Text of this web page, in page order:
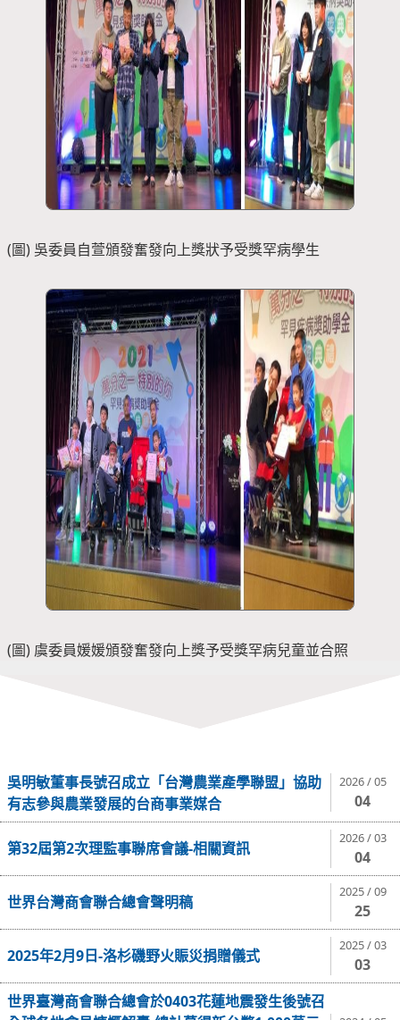
(圖) 吳委員自萱頒發奮發向上獎狀予受獎罕病學生
(圖) 虞委員媛媛頒發奮發向上獎予受獎罕病兒童並合照
吳明敏董事長號召成立「台灣農業產學聯盟」協助
有志參與農業發展的台商事業媒合
2026 / 05
04
第32屆第2次理監事聯席會議-相關資訊
2026 / 03
04
世界台灣商會聯合總會聲明稿
2025 / 09
25
2025年2月9日-洛杉磯野火賑災捐贈儀式
2025 / 03
03
世界臺灣商會聯合總會於0403花蓮地震發生後號召